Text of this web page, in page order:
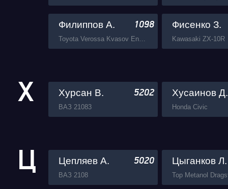
Филиппов А. 1098
Toyota Verossa Kvasov Engineering
Фисенко З.
Kawasaki ZX-10R
Х Хурсан В. 5202
ВАЗ 21083
Хусаинов Д.
Honda Civic
Ц Цепляев А. 5020
ВАЗ 2108
Цыганков Л.